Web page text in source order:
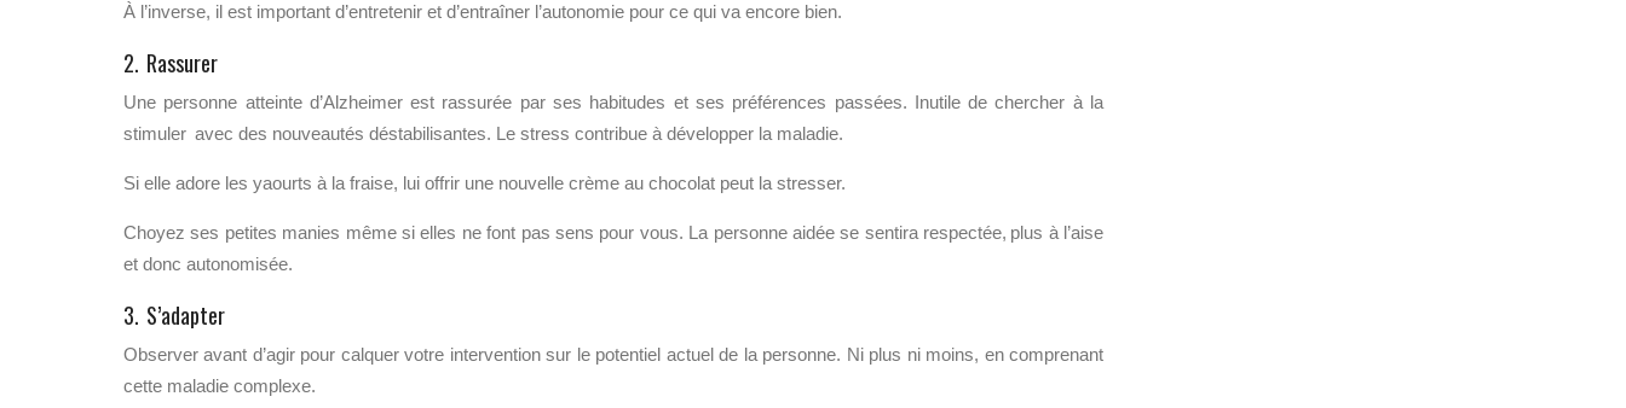
À l’inverse, il est important d’entretenir et d’entraîner l’autonomie pour ce qui va encore bien.
2. Rassurer
Une personne atteinte d’Alzheimer est rassurée par ses habitudes et ses préférences passées. Inutile de chercher à la
stimuler avec des nouveautés déstabilisantes. Le stress contribue à développer la maladie.
Si elle adore les yaourts à la fraise, lui offrir une nouvelle crème au chocolat peut la stresser.
Choyez ses petites manies même si elles ne font pas sens pour vous. La personne aidée se sentira respectée, plus à l’aise
et donc autonomisée.
3. S’adapter
Observer avant d’agir pour calquer votre intervention sur le potentiel actuel de la personne. Ni plus ni moins, en comprenant
cette maladie complexe.